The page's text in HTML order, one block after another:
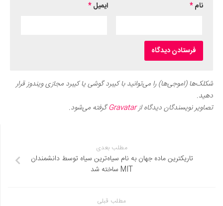
نام* ایمیل*
شکلک‌ها (اموجی‌ها) را می‌توانید با کیبرد گوشی یا کیبرد مجازی ویندوز قرار
دهید.
تصاویر نویسندگان دیدگاه ازGravatarگرفته می‌شود.
مطلب بعدی
تاریکترین ماده جهان به نام سیاه‌ترین سیاه توسط دانشمندان
MIT ساخته شد
مطلب قبلی